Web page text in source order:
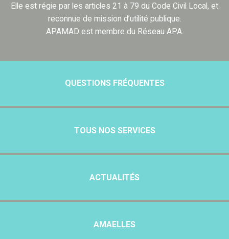
Elle est régie par les articles 21 à 79 du Code Civil Local, et
reconnue de mission d’utilité publique.
APAMAD est membre du Réseau APA.
QUESTIONS FRÉQUENTES
TOUS NOS SERVICES
ACTUALITÉS
AMAELLES